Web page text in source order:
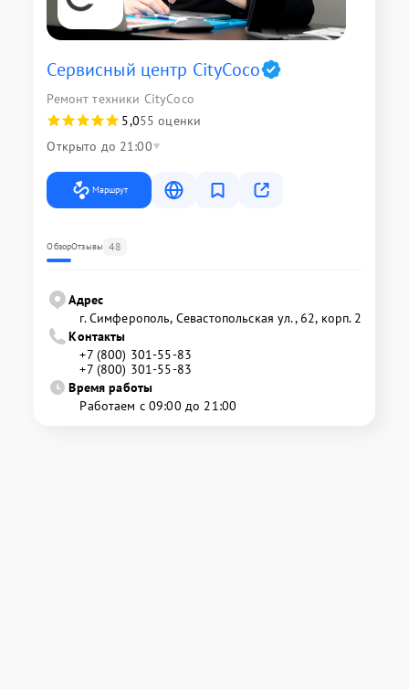
Сервисный центр CityCoco
Ремонт техники CityCoco
5,055 оценки
Открыто до 21:00
Маршрут
ОбзорОтзывы 48
Адрес
г. Симферополь, Севастопольская ул., 62, корп. 2
Контакты
+7 (800) 301-55-83
+7 (800) 301-55-83
Время работы
Работаем с 09:00 до 21:00